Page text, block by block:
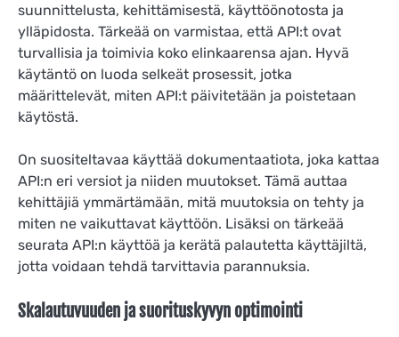
suunnittelusta, kehittämisestä, käyttöönotosta ja
ylläpidosta. Tärkeää on varmistaa, että API:t ovat
turvallisia ja toimivia koko elinkaarensa ajan. Hyvä
käytäntö on luoda selkeät prosessit, jotka
määrittelevät, miten API:t päivitetään ja poistetaan
käytöstä.
On suositeltavaa käyttää dokumentaatiota, joka kattaa
API:n eri versiot ja niiden muutokset. Tämä auttaa
kehittäjiä ymmärtämään, mitä muutoksia on tehty ja
miten ne vaikuttavat käyttöön. Lisäksi on tärkeää
seurata API:n käyttöä ja kerätä palautetta käyttäjiltä,
jotta voidaan tehdä tarvittavia parannuksia.
Skalautuvuuden ja suorituskyvyn optimointi